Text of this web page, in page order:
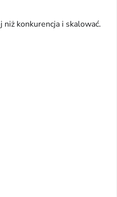
konkurencja i skalować.